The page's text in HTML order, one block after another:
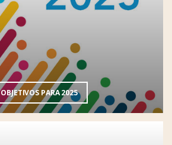
OBJETIVOS PARA 2025